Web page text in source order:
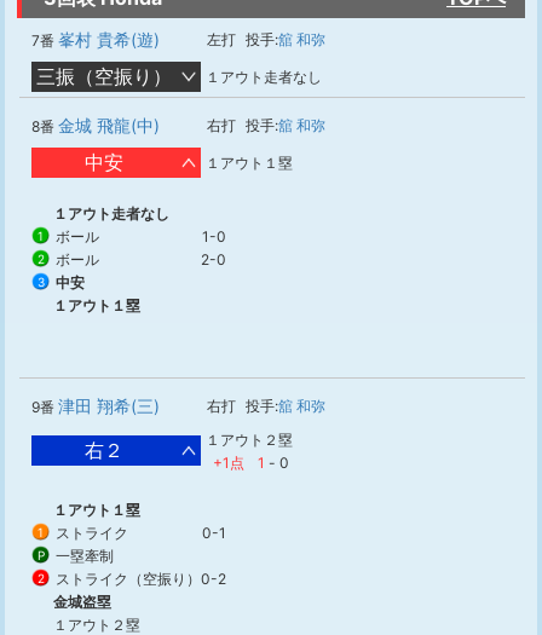
7番 峯村 貴希(遊) 左打 投手:舘 和弥
三振（空振り） １アウト走者なし
8番 金城 飛龍(中) 右打 投手:舘 和弥
中安 １アウト１塁
１アウト走者なし
1 ボール 1-0
2 ボール 2-0
3
中安
１アウト１塁
9番 津田 翔希(三) 右打 投手:舘 和弥
右２
１アウト２塁
+1点
1 - 0
１アウト１塁
1 ストライク 0-1
P 一塁牽制
2 ストライク（空振り） 0-2
金城盗塁
１アウト２塁